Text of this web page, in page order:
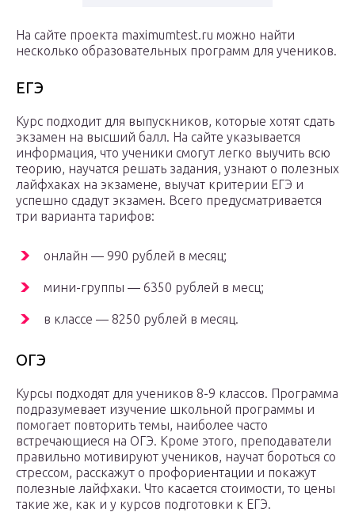
На сайте проекта maximumtest.ru можно найти
несколько образовательных программ для учеников.
ЕГЭ
Курс подходит для выпускников, которые хотят сдать
экзамен на высший балл. На сайте указывается
информация, что ученики смогут легко выучить всю
теорию, научатся решать задания, узнают о полезных
лайфхаках на экзамене, выучат критерии ЕГЭ и
успешно сдадут экзамен. Всего предусматривается
три варианта тарифов:
онлайн — 990 рублей в месяц;
мини-группы — 6350 рублей в месц;
в классе — 8250 рублей в месяц.
ОГЭ
Курсы подходят для учеников 8-9 классов. Программа
подразумевает изучение школьной программы и
помогает повторить темы, наиболее часто
встречающиеся на ОГЭ. Кроме этого, преподаватели
правильно мотивируют учеников, научат бороться со
стрессом, расскажут о профориентации и покажут
полезные лайфхаки. Что касается стоимости, то цены
такие же, как и у курсов подготовки к ЕГЭ.